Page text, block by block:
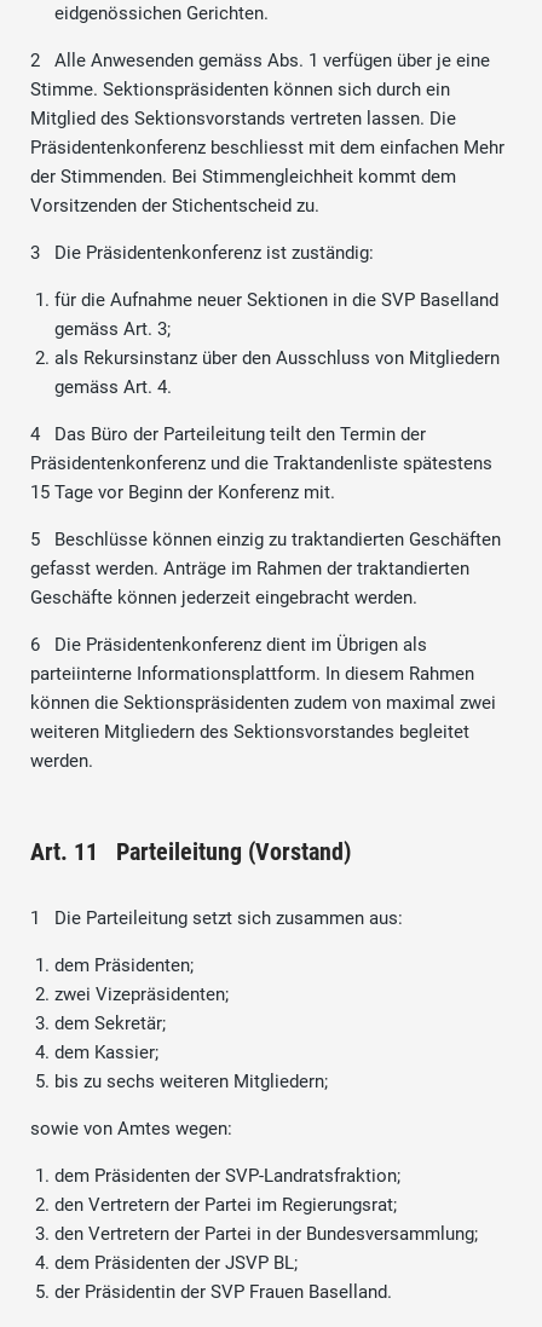
eidgenössichen Gerichten.
2 Alle Anwesenden gemäss Abs. 1 verfügen über je eine
Stimme. Sektionspräsidenten können sich durch ein
Mitglied des Sektionsvorstands vertreten lassen. Die
Präsidentenkonferenz beschliesst mit dem einfachen Mehr
der Stimmenden. Bei Stimmengleichheit kommt dem
Vorsitzenden der Stichentscheid zu.
3 Die Präsidentenkonferenz ist zuständig:
für die Aufnahme neuer Sektionen in die SVP Baselland
gemäss Art. 3;
als Rekursinstanz über den Ausschluss von Mitgliedern
gemäss Art. 4.
4 Das Büro der Parteileitung teilt den Termin der
Präsidentenkonferenz und die Traktandenliste spätestens
15 Tage vor Beginn der Konferenz mit.
5 Beschlüsse können einzig zu traktandierten Geschäften
gefasst werden. Anträge im Rahmen der traktandierten
Geschäfte können jederzeit eingebracht werden.
6 Die Präsidentenkonferenz dient im Übrigen als
parteiinterne Informationsplattform. In diesem Rahmen
können die Sektionspräsidenten zudem von maximal zwei
weiteren Mitgliedern des Sektionsvorstandes begleitet
werden.
Art. 11 Parteileitung (Vorstand)
1 Die Parteileitung setzt sich zusammen aus:
dem Präsidenten;
zwei Vizepräsidenten;
dem Sekretär;
dem Kassier;
bis zu sechs weiteren Mitgliedern;
sowie von Amtes wegen:
dem Präsidenten der SVP-Landratsfraktion;
den Vertretern der Partei im Regierungsrat;
den Vertretern der Partei in der Bundesversammlung;
dem Präsidenten der JSVP BL;
der Präsidentin der SVP Frauen Baselland.